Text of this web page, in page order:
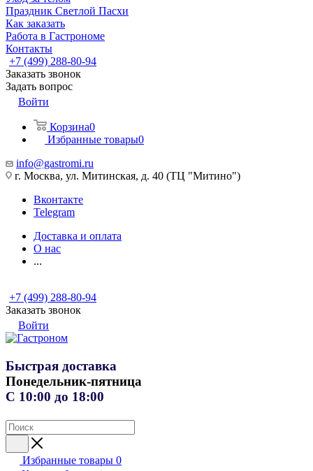
Праздник Светлой Пасхи
Как заказать
Работа в Гастрономе
Контакты
+7 (499) 288-80-94
Заказать звонок
Задать вопрос
Войти
Корзина0
Избранные товары0
info@gastromi.ru
г. Москва, ул. Митинская, д. 40 (ТЦ "Митино")
Вконтакте
Telegram
Доставка и оплата
О нас
...
+7 (499) 288-80-94
Заказать звонок
Войти
Быстрая доставка
Понедельник-пятница
С 10:00 до 18:00
Избранные товары 0